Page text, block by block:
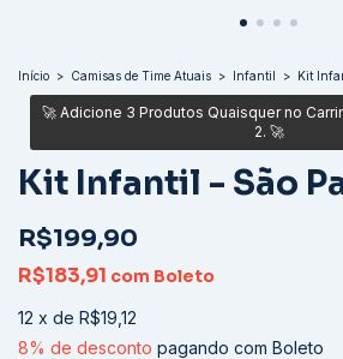
Início > Camisas de Time Atuais > Infantil > Kit
Kit Infantil - São
R$199,90
R$183,91 com Boleto
12 x de R$19,12
8% de desconto pagando com Boleto